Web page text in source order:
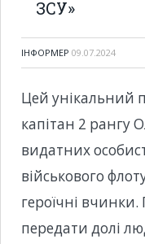
ЗСУ»
ІНФОРМЕР 09.07.2024
Цей унікальний
капітан 2 рангу
видатних
військового
героїчні
передати долі